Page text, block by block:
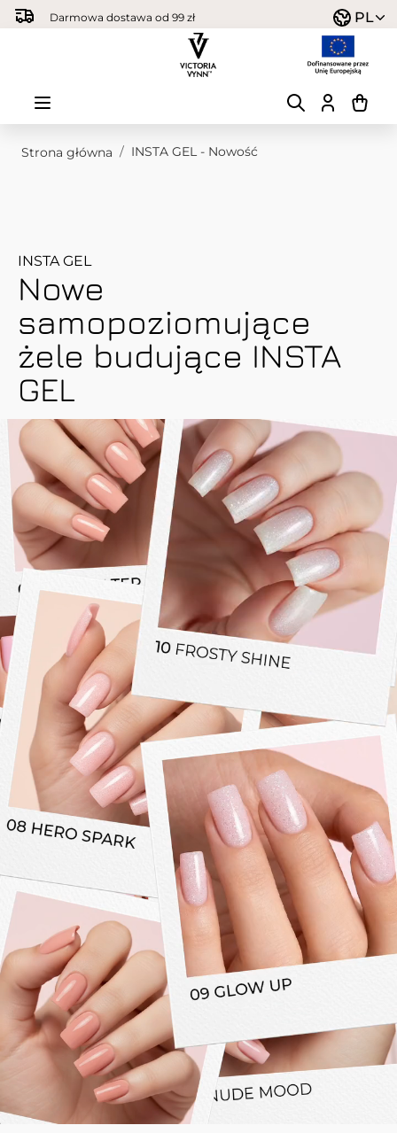
Przejdź do treści
Darmowa dostawa od 99 zł PL
Strona główna / INSTA GEL - Nowość
INSTA GEL
Nowe
samopoziomujące
żele budujące INSTA
GEL